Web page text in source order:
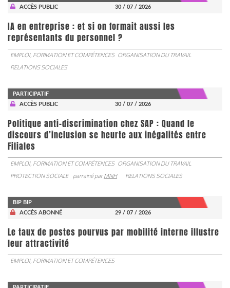
ACCÈS PUBLIC
30 / 07 / 2026
IA en entreprise : et si on formait aussi les
représentants du personnel ?
EMPLOI, FORMATION ET COMPÉTENCES ORGANISATION DU TRAVAIL
RELATIONS SOCIALES
PARTICIPATIF
ACCÈS PUBLIC
30 / 07 / 2026
Politique anti-discrimination chez SAP : Quand le
discours d’inclusion se heurte aux inégalités entre
Filiales
EMPLOI, FORMATION ET COMPÉTENCES ORGANISATION DU TRAVAIL
PROTECTION SOCIALE
parrainé parMNH RELATIONS SOCIALES
BIP BIP
ACCÈS ABONNÉ
29 / 07 / 2026
Le taux de postes pourvus par mobilité interne illustre
leur attractivité
EMPLOI, FORMATION ET COMPÉTENCES